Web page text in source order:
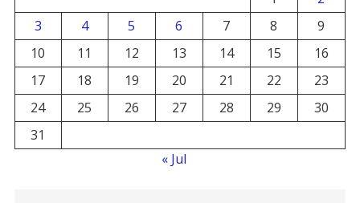
3
4 5 6 7 8
9
10
11 12 13 14 15
16
17
18 19 20 21 22
23
24
25 26 27 28 29
30
31
« Jul